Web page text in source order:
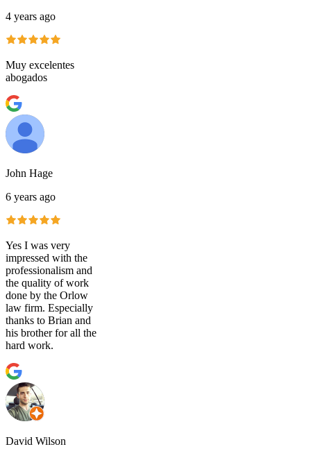
4 years ago
Muy excelentes
abogados
John Hage
6 years ago
Yes I was very
impressed with the
professionalism and
the quality of work
done by the Orlow
law firm. Especially
thanks to Brian and
his brother for all the
hard work.
David Wilson